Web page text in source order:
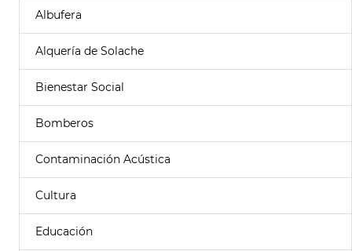
Albufera
Alquería de Solache
Bienestar Social
Bomberos
Contaminación Acústica
Cultura
Educación